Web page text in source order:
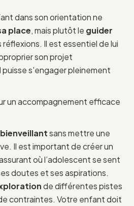
dans son orientation ne
place, mais plutôt le guider
Il est essentiel de lui
son projet
s'engager pleinement
un accompagnement efficace
sans mettre une
Il est important de créer un
où l’adolescent se sent
doutes et ses aspirations.
de différentes pistes
contraintes. Votre enfant doit